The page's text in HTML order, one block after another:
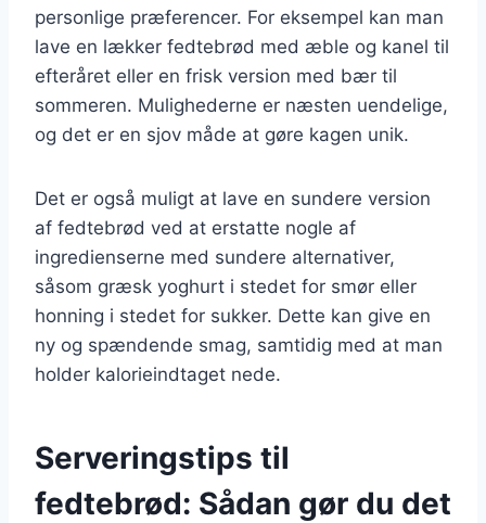
personlige præferencer. For eksempel kan man
lave en lækker fedtebrød med æble og kanel til
efteråret eller en frisk version med bær til
sommeren. Mulighederne er næsten uendelige,
og det er en sjov måde at gøre kagen unik.
Det er også muligt at lave en sundere version
af fedtebrød ved at erstatte nogle af
ingredienserne med sundere alternativer,
såsom græsk yoghurt i stedet for smør eller
honning i stedet for sukker. Dette kan give en
ny og spændende smag, samtidig med at man
holder kalorieindtaget nede.
Serveringstips til
fedtebrød: Sådan gør du det